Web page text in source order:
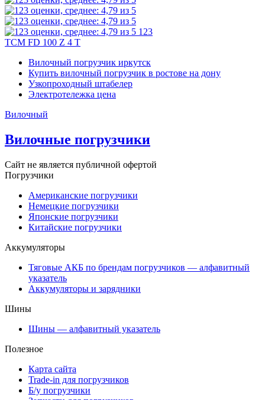
123
TCM FD 100 Z 4 T
Вилочный погрузчик иркутск
Купить вилочный погрузчик в ростове на дону
Узкопроходный штабелер
Электротележка цена
Вилочный
Вилочные погрузчики
Сайт не является публичной офертой
Погрузчики
Американские погрузчики
Немецкие погрузчики
Японские погрузчики
Китайские погрузчики
Аккумуляторы
Тяговые АКБ по брендам погрузчиков — алфавитный
указатель
Аккумуляторы и зарядники
Шины
Шины — алфавитный указатель
Полезное
Карта сайта
Trade-in для погрузчиков
Б/у погрузчики